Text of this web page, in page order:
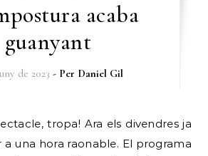
acaba
guanyant
de 2023 - Per Daniel Gil
una hora raonable. El programa